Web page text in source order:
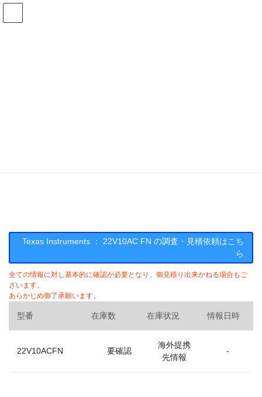
コ
ナ
Texas Instruments ： 22V10AC FN の調査・見積依頼はこち
ら
全ての情報に対し基本的に確認が必要となり、御見積り出来かねる場合もご
ざいます。
あらかじめ御了承願います。
型番 在庫数 在庫状況 情報日時
22V10ACFN 要確認
海外提携
先情報
-